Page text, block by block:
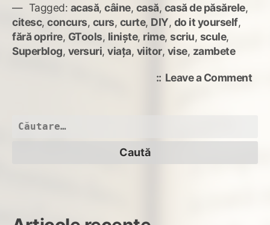
Tagged: acasă, câine, casă, casă de păsărele,
citesc, concurs, curs, curte, DIY, do it yourself,
fără oprire, GTools, liniște, rime, scriu, scule,
Superblog, versuri, viața, viitor, vise, zambete
Leave a Commenton
Caută